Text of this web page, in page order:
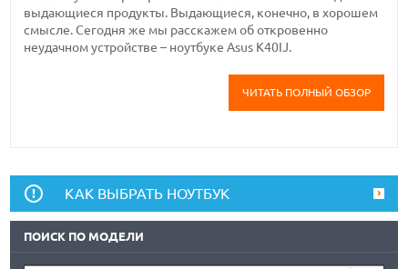
выдающиеся продукты. Выдающиеся, конечно, в хорошем
смысле. Сегодня же мы расскажем об откровенно
неудачном устройстве – ноутбуке Asus K40IJ.
ЧИТАТЬ ПОЛНЫЙ ОБЗОР
КАК ВЫБРАТЬ НОУТБУК
ПОИСК ПО МОДЕЛИ